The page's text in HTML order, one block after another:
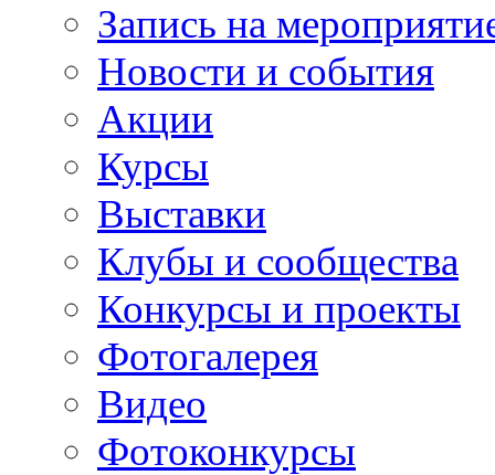
Запись на
Новости и события
Акции
Курсы
Выставки
Клубы и сообщества
Конкурсы и проекты
Фотогалерея
Видео
Фотоконкурсы